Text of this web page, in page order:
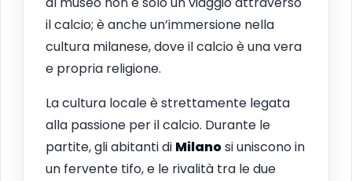
il calcio; è anche un’immersione nella
cultura milanese, dove il calcio è una vera
e propria religione.
La cultura locale è strettamente legata
alla passione per il calcio. Durante le
partite, gli abitanti di Milanosi uniscono in
un fervente tifo, e le rivalità tra le due